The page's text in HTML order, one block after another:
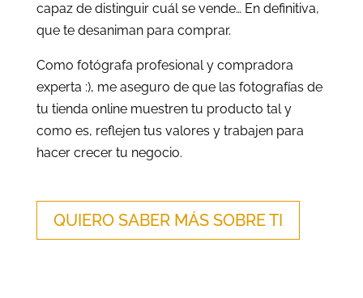
capaz de distinguir cuál se vende… En definitiva,
que te desaniman para comprar.
Como fotógrafa profesional y compradora
experta :), me aseguro de que las fotografías de
tu tienda online muestren tu producto tal y
como es, reflejen tus valores y trabajen para
hacer crecer tu negocio.
QUIERO SABER MÁS SOBRE TI